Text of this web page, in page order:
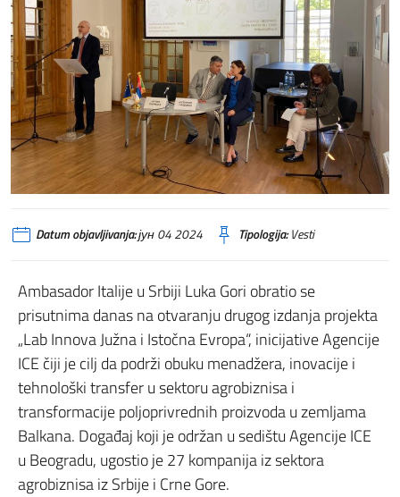
Datum objavljivanja:јун 04 2024 Tipologija:Vesti
Ambasador Italije u Srbiji Luka Gori obratio se
prisutnima danas na otvaranju drugog izdanja projekta
„Lab Innova Južna i Istočna Evropa“, inicijative Agencije
ICE čiji je cilj da podrži obuku menadžera, inovacije i
tehnološki transfer u sektoru agrobiznisa i
transformacije poljoprivrednih proizvoda u zemljama
Balkana. Događaj koji je održan u sedištu Agencije ICE
u Beogradu, ugostio je 27 kompanija iz sektora
agrobiznisa iz Srbije i Crne Gore.